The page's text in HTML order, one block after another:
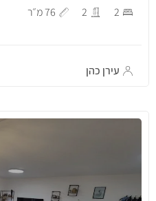
2
2 76 מ״ר
עירן כהן